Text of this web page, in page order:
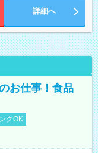
詳細へ
お仕事！食品
クOK